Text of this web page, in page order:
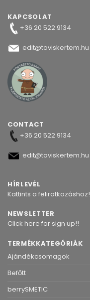
KAPCSOLAT
+36 20 522 9134
edit@toviskertem.hu
CONTACT
+36 20 522 9134
edit@toviskertem.hu
HÍRLEVÉL
Kattints a feliratkozáshoz!
NEWSLETTER
Click here for sign up!!
TERMÉKKATEGÓRIÁK
Ajándékcsomagok
Befőtt
berrySMETIC